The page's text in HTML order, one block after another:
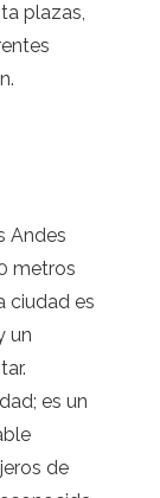
plazas,
Andes
metros
ciudad es
un
es un
de